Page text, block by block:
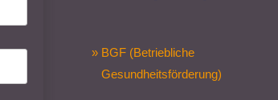
» BGF (Betriebliche
Gesundheitsförderung)